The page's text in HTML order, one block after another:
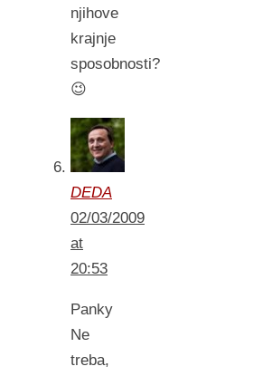
njihove
krajnje
sposobnosti?
😉
DEDA
02/03/2009
at
20:53
Panky
Ne
treba,